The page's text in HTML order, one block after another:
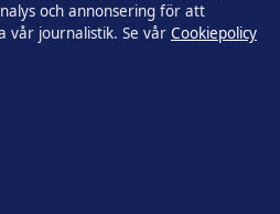
och annonsering för att
vår journalistik. Se vår Cookiepolicy